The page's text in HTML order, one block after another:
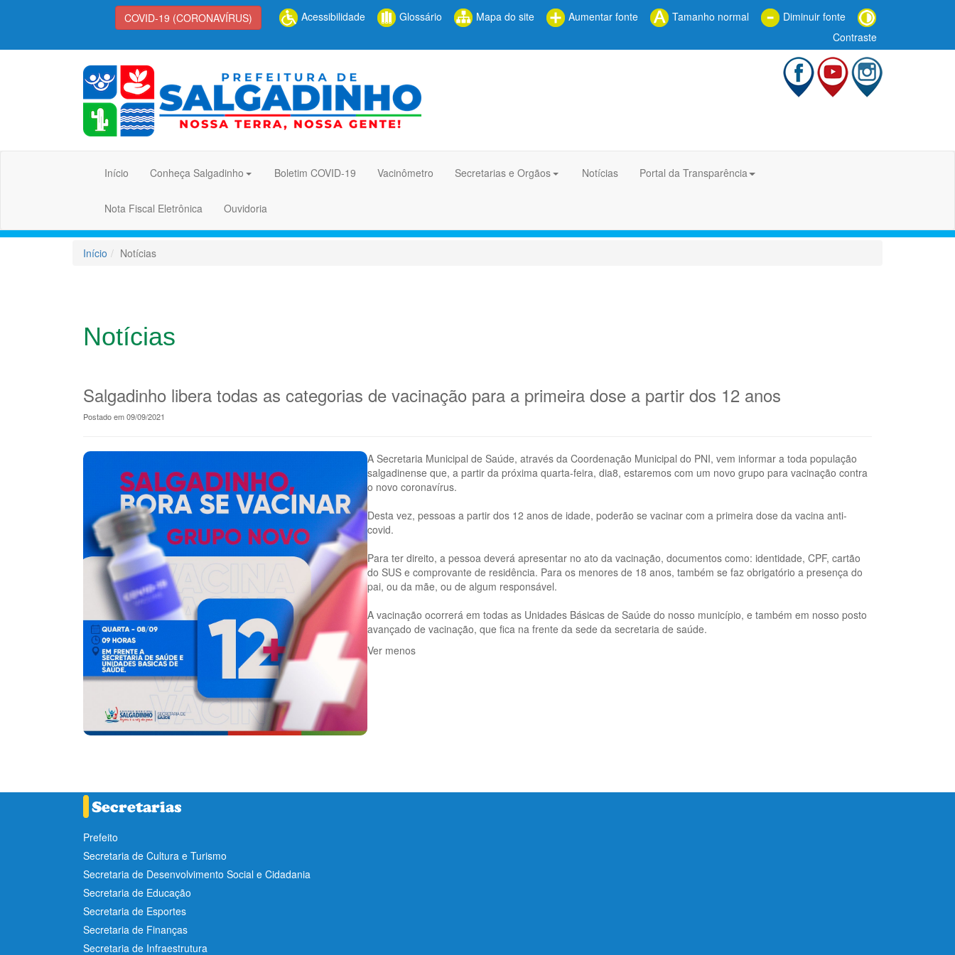
COVID-19 (CORONAVÍRUS) Acessibilidade Glossário Mapa do site Aumentar fonte Tamanho normal
Diminuir fonte
Contraste
Início Conheça Salgadinho Boletim COVID-19 Vacinômetro Secretarias e Orgãos Notícias Portal da Transparência
Nota Fiscal Eletrônica Ouvidoria
Início Notícias
Notícias
Salgadinho libera todas as categorias de vacinação para a primeira dose a partir dos 12 anos
Postado em 09/09/2021
A Secretaria Municipal de Saúde, através da Coordenação Municipal do PNI, vem informar a toda população
salgadinense que, a partir da próxima quarta-feira, dia8, estaremos com um novo grupo para vacinação contra
o novo coronavírus.
Desta vez, pessoas a partir dos 12 anos de idade, poderão se vacinar com a primeira dose da vacina anti-
covid.
Para ter direito, a pessoa deverá apresentar no ato da vacinação, documentos como: identidade, CPF, cartão
do SUS e comprovante de residência. Para os menores de 18 anos, também se faz obrigatório a presença do
pai, ou da mãe, ou de algum responsável.
A vacinação ocorrerá em todas as Unidades Básicas de Saúde do nosso município, e também em nosso posto
avançado de vacinação, que fica na frente da sede da secretaria de saúde.
Ver menos
Prefeito
Secretaria de Cultura e Turismo
Secretaria de Desenvolvimento Social e Cidadania
Secretaria de Educação
Secretaria de Esportes
Secretaria de Finanças
Secretaria de Infraestrutura